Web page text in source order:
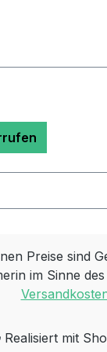
Preise sind
im Sinne
Realisiert mit